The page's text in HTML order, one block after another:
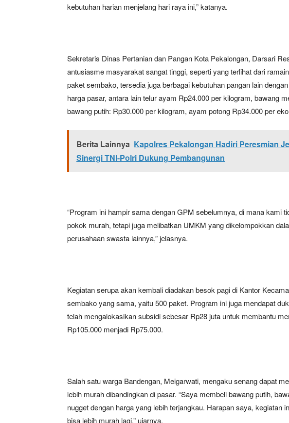
kebutuhan harian menjelang hari raya ini,” katanya.
Sekretaris Dinas Pertanian dan Pangan Kota Pekalongan, Darsari
antusiasme masyarakat sangat tinggi, seperti yang terlihat dari
paket sembako, tersedia juga berbagai kebutuhan pangan lain
harga pasar, antara lain telur ayam Rp24.000 per kilogram, bawang
bawang putih: Rp30.000 per kilogram, ayam potong Rp34.000 per
Berita Lainnya Kapolres Pekalongan Hadiri Peresmian
Sinergi TNI-Polri Dukung Pembangunan
“Program ini hampir sama dengan GPM sebelumnya, di mana kami
pokok murah, tetapi juga melibatkan UMKM yang dikelompokkan
perusahaan swasta lainnya,” jelasnya.
Kegiatan serupa akan kembali diadakan besok pagi di Kantor
sembako yang sama, yaitu 500 paket. Program ini juga mendapat
telah mengalokasikan subsidi sebesar Rp28 juta untuk membantu
Rp105.000 menjadi Rp75.000.
Salah satu warga Bandengan, Meigarwati, mengaku senang dapat
lebih murah dibandingkan di pasar. “Saya membeli bawang putih,
nugget dengan harga yang lebih terjangkau. Harapan saya, kegiatan
bisa lebih murah lagi,” ujarnya.